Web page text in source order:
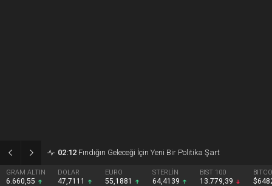
02:09 Giresun’da etkinlik maratonu tamamlandı
DOLAR
47,7111
EURO
55,1881
STERLİN
64,4139
BIST 100
13.779,39
BITCOIN
$64824